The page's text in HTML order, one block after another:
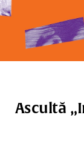
Ascultă